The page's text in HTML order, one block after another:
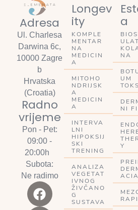
Adresa
Ul. Charlesa
Darwina 6c,
10000 Zagre
b
Hrvatska
(Croatia)
Radno
vrijeme
Pon - Pet:
09:00 -
20:00h
Subota:
Ne radimo
Longev
ity
KOMPLE
MENTAR
NA
MEDICIN
A
MITOHO
NDRIJSK
A
MEDICIN
A
INTERVA
LNI
HIPOKSIJ
SKI
TRENING
ANALIZA
VEGETAT
IVNOG
ŽIVČANO
G
SUSTAVA
a
NA
UM
NI
Y